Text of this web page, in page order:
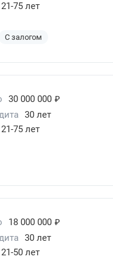
21-75 лет
С залогом
30 000 000 ₽
30 лет
21-75 лет
18 000 000 ₽
30 лет
21-50 лет